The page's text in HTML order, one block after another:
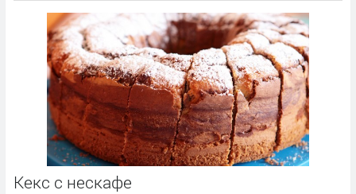
Кекс с нескафе